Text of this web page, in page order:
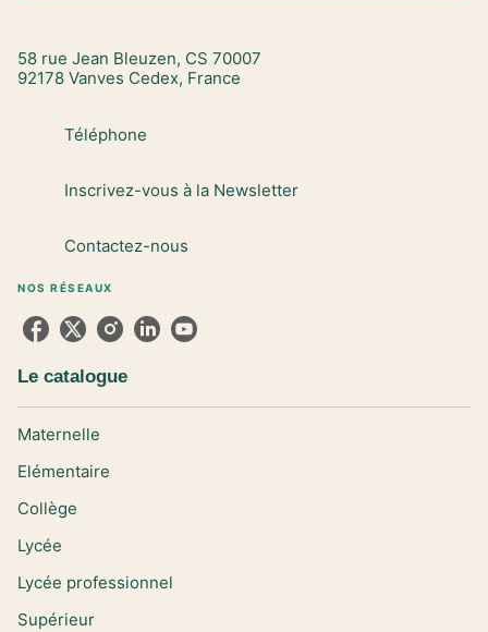
58 rue Jean Bleuzen, CS 70007
92178 Vanves Cedex, France
Téléphone
Inscrivez-vous à la Newsletter
Contactez-nous
NOS RÉSEAUX
Le catalogue
Maternelle
Elémentaire
Collège
Lycée
Lycée professionnel
Supérieur